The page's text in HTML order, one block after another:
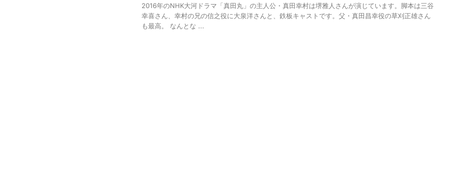
2016年のNHK大河ドラマ「真田丸」の主人公・真田幸村は堺雅人さんが演じています。脚本は三谷
幸喜さん、幸村の兄の信之役に大泉洋さんと、鉄板キャストです。父・真田昌幸役の草刈正雄さん
も最高。 なんとな ...